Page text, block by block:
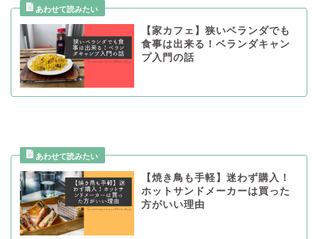
【家カフェ】狭いベランダでも
食事は出来る！ベランダキャン
プ入門の話
【焼き鳥も手軽】迷わず購入！
ホットサンドメーカーは買った
方がいい理由